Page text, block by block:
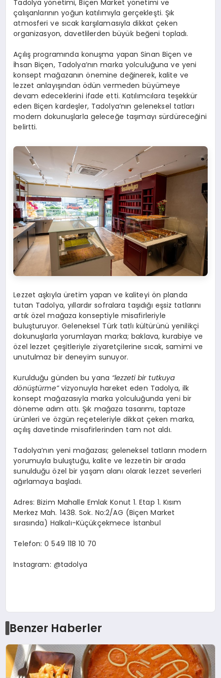
Tadolya yönetimi, Biçen Market yönetimi ve
çalışanlarının yoğun katılımıyla gerçekleşti. Şık
atmosferi ve sıcak karşılamasıyla dikkat çeken
organizasyon, davetlilerden büyük beğeni topladı.
Açılış programında konuşma yapan Sinan Biçen ve
İhsan Biçen, Tadolya’nın marka yolculuğuna ve yeni
konsept mağazanın önemine değinerek, kalite ve
lezzet anlayışından ödün vermeden büyümeye
devam edeceklerini ifade etti. Katılımcılara teşekkür
eden Biçen kardeşler, Tadolya’nın geleneksel tatları
modern dokunuşlarla geleceğe taşımayı sürdüreceğini
belirtti.
Lezzet aşkıyla üretim yapan ve kaliteyi ön planda
tutan Tadolya, yıllardır sofralara taşıdığı eşsiz tatlarını
artık özel mağaza konseptiyle misafirleriyle
buluşturuyor. Geleneksel Türk tatlı kültürünü yenilikçi
dokunuşlarla yorumlayan marka; baklava, kurabiye ve
özel lezzet çeşitleriyle ziyaretçilerine sıcak, samimi ve
unutulmaz bir deneyim sunuyor.
Kurulduğu günden bu yana “lezzeti bir tutkuya
dönüştürme”vizyonuyla hareket eden Tadolya, ilk
konsept mağazasıyla marka yolculuğunda yeni bir
döneme adım attı. Şık mağaza tasarımı, taptaze
ürünleri ve özgün reçeteleriyle dikkat çeken marka,
açılış davetinde misafirlerinden tam not aldı.
Tadolya’nın yeni mağazası; geleneksel tatların modern
yorumuyla buluştuğu, kalite ve lezzetin bir arada
sunulduğu özel bir yaşam alanı olarak lezzet severleri
ağırlamaya başladı.
Adres: Bizim Mahalle Emlak Konut 1. Etap 1. Kısım
Merkez Mah. 1438. Sok. No:2/AG (Biçen Market
sırasında) Halkalı-Küçükçekmece İstanbul
Telefon: 0 549 118 10 70
Instagram: @tadolya
Benzer Haberler